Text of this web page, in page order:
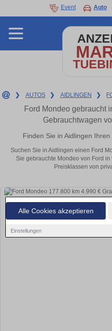
Alle Cookies akzeptieren
Einstellungen
Event Auto
❯ AUTOS ❯ AIDLINGEN ❯
Ford Mondeo gebraucht
Gebrauchtwagen
Finden Sie in Aidlingen
Suchen Sie in Aidlingen einen Ford
Sie gebrauchte Mondeo von Ford
Preisklassen von